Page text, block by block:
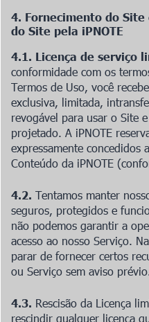
4. Fornecimento do
do Site pela iPNOTE
4.1. Licença de serviço
conformidade com os
Termos de Uso, você
exclusiva, limitada,
revogável para usar o Site
projetado. A iPNOTE
expressamente concedidos
Conteúdo da iPNOTE
4.2. Tentamos manter
seguros, protegidos e
não podemos garantir a
acesso ao nosso Serviço.
parar de fornecer certos
ou Serviço sem aviso
4.3. Rescisão da Licença
rescindir qualquer licença